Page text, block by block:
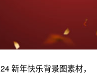
新年快乐背景图素材，